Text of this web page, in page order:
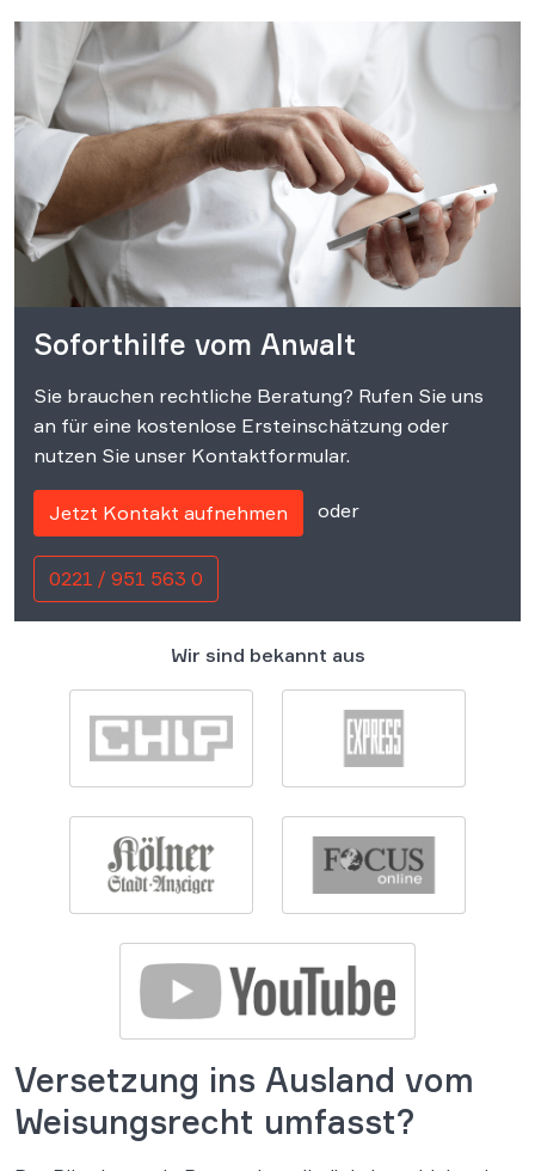
Soforthilfe vom Anwalt
Sie brauchen rechtliche Beratung? Rufen Sie uns
an für eine kostenlose Ersteinschätzung oder
nutzen Sie unser Kontaktformular.
Jetzt Kontakt aufnehmen oder
0221 / 951 563 0
Wir sind bekannt aus
Versetzung ins Ausland vom
Weisungsrecht umfasst?